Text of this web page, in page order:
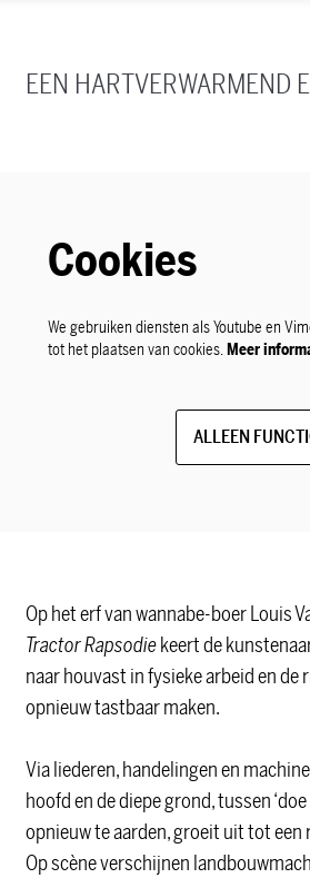
EEN HARTVERWARMEND
Cookies
We gebruiken diensten als Youtube en
tot het plaatsen van cookies.Meer
ALLEEN
Op het erf van wannabe-boer Louis
Tractor Rapsodiekeert de
naar houvast in fysieke arbeid en
opnieuw tastbaar maken.
Via liederen, handelingen en
hoofd en de diepe grond, tussen
opnieuw te aarden, groeit uit tot
Op scène verschijnen